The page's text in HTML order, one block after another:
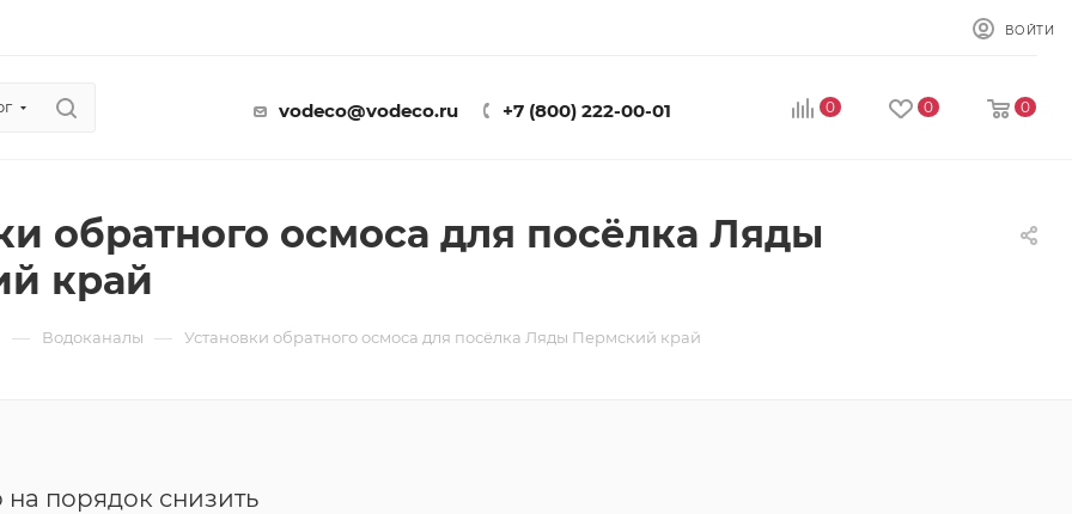
ВОЙТИ
vodeco@vodeco.ru +7 (800) 222-00-01 0 0 0
обратного осмоса для посёлка Ляды
край
— Водоканалы — Установки обратного осмоса для посёлка Ляды Пермский край
порядок снизить